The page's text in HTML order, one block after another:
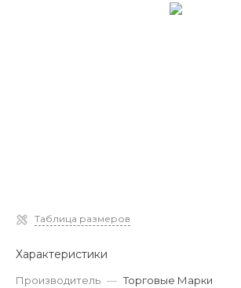
Таблица размеров
Характеристики
Производитель — Торговые Марки